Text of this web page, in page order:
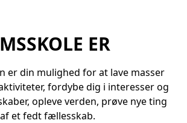
ER
er din mulighed for at lave masser
fordybe dig i interesser og
opleve verden, prøve nye ting
et fedt fællesskab.